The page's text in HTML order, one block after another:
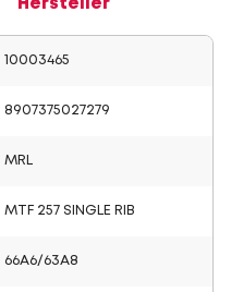
Hersteller
10003465
8907375027279
MRL
MTF 257 SINGLE RIB
66A6/63A8